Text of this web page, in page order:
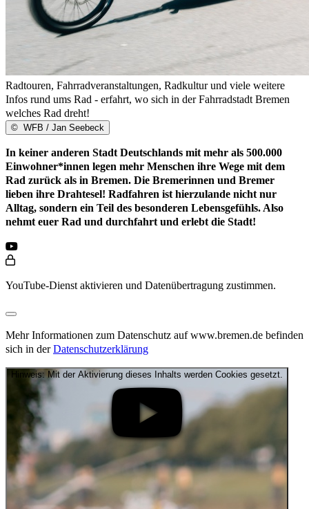
Radtouren, Fahrradveranstaltungen, Radkultur und viele weitere
Infos rund ums Rad - erfahrt, wo sich in der Fahrradstadt Bremen
welches Rad dreht!
© WFB / Jan Seebeck
In keiner anderen Stadt Deutschlands mit mehr als 500.000
Einwohner*innen legen mehr Menschen ihre Wege mit dem
Rad zurück als in Bremen. Die Bremerinnen und Bremer
lieben ihre Drahtesel! Radfahren ist hierzulande nicht nur
Alltag, sondern ein Teil des besonderen Lebensgefühls. Also
nehmt euer Rad und durchfahrt und erlebt die Stadt!
YouTube-Dienst aktivieren und Datenübertragung zustimmen.
Mehr Informationen zum Datenschutz auf www.bremen.de befinden
sich in derDatenschutzerklärung
Hinweis: Mit der Aktivierung dieses Inhalts werden Cookies gesetzt.